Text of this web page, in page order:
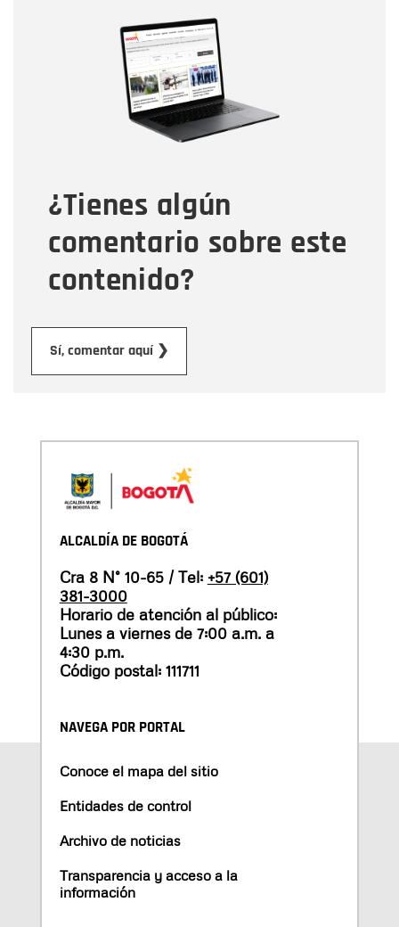
¿Tienes algún
comentario sobre este
contenido?
Sí, comentar aquí ❯
Correo electrónico
Tipo de comentario
Mensaje
ALCALDÍA DE BOGOTÁ
Cra 8 N° 10-65 / Tel: +57 (601)
381-3000
Horario de atención al público:
Lunes a viernes de 7:00 a.m. a
4:30 p.m.
Código postal: 111711
NAVEGA POR PORTAL
Conoce el mapa del sitio
Entidades de control
Archivo de noticias
Transparencia y acceso a la
información